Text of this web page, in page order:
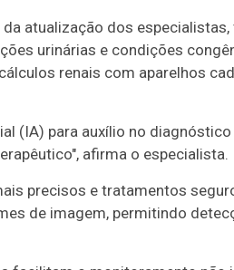
atualização dos
urinárias e condições
renais com aparelhos
(IA) para auxílio no
afirma o especialista.
precisos e tratamentos
de imagem, permitindo